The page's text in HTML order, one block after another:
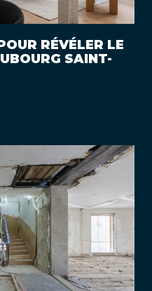
RÉVÉLER LE
SAINT-